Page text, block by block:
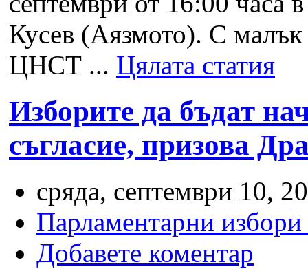
Кусев (Аязмото). С малък
ЦНСТ ... Цялата статия
Изборите да бъдат
съгласие, призова
сряда, септември 10,
Парламентарни
Добавете коментар